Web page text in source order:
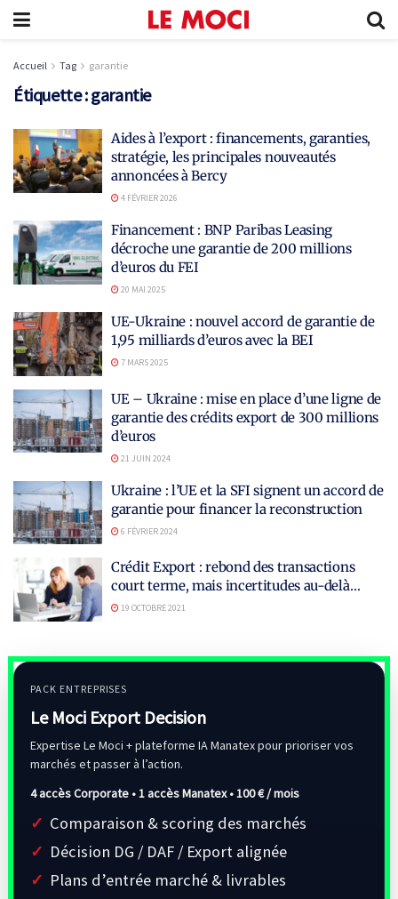
Accueil Tag garantie
Étiquette :garantie
Aides à l’export : financements, garanties,
stratégie, les principales nouveautés
annoncées à Bercy
4 FÉVRIER 2026
Financement : BNP Paribas Leasing
décroche une garantie de 200 millions
d’euros du FEI
20 MAI 2025
UE-Ukraine : nouvel accord de garantie de
1,95 milliards d’euros avec la BEI
7 MARS 2025
UE – Ukraine : mise en place d’une ligne de
garantie des crédits export de 300 millions
d’euros
21 JUIN 2024
Ukraine : l’UE et la SFI signent un accord de
garantie pour financer la reconstruction
6 FÉVRIER 2024
Crédit Export : rebond des transactions
court terme, mais incertitudes au-delà…
19 OCTOBRE 2021
PACK ENTREPRISES
Le Moci Export Decision
Expertise Le Moci + plateforme IA Manatex pour prioriser vos
marchés et passer à l’action.
4 accès Corporate • 1 accès Manatex •100 € / mois
Comparaison & scoring des marchés
Décision DG / DAF / Export alignée
Plans d’entrée marché & livrables